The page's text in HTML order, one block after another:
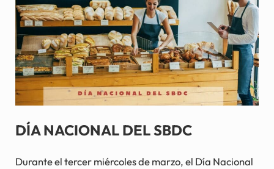
DÍA NACIONAL DEL SBDC
Durante el tercer miércoles de marzo, el Día Nacional